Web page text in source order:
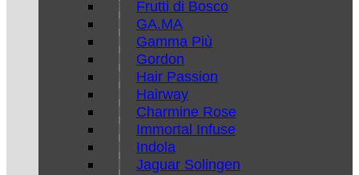
Frutti di Bosco
GA.MA
Gamma Più
Gordon
Hair Passion
Hairway
Charmine Rose
Immortal Infuse
Indola
Jaguar Solingen